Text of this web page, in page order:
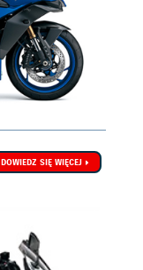
DOWIEDZ SIĘ WIĘCEJ